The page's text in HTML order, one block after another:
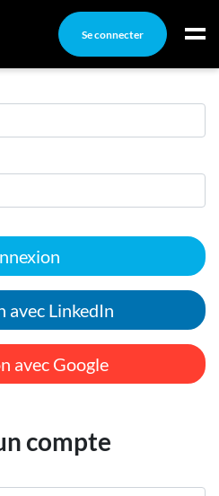
Se connecter
avec LinkedIn
avec Google
compte